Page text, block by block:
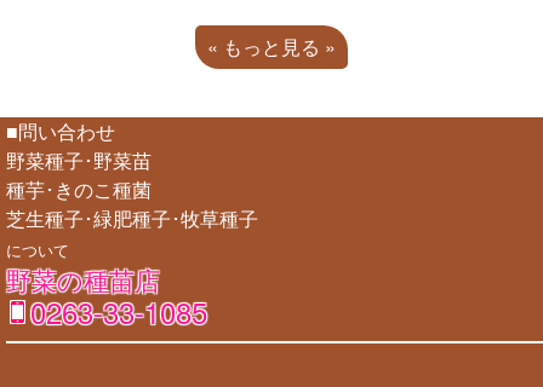
« もっと見る »
■問い合わせ
野菜種子･野菜苗
種芋･きのこ種菌
芝生種子･緑肥種子･牧草種子
について
野菜の種苗店
0263-33-1085